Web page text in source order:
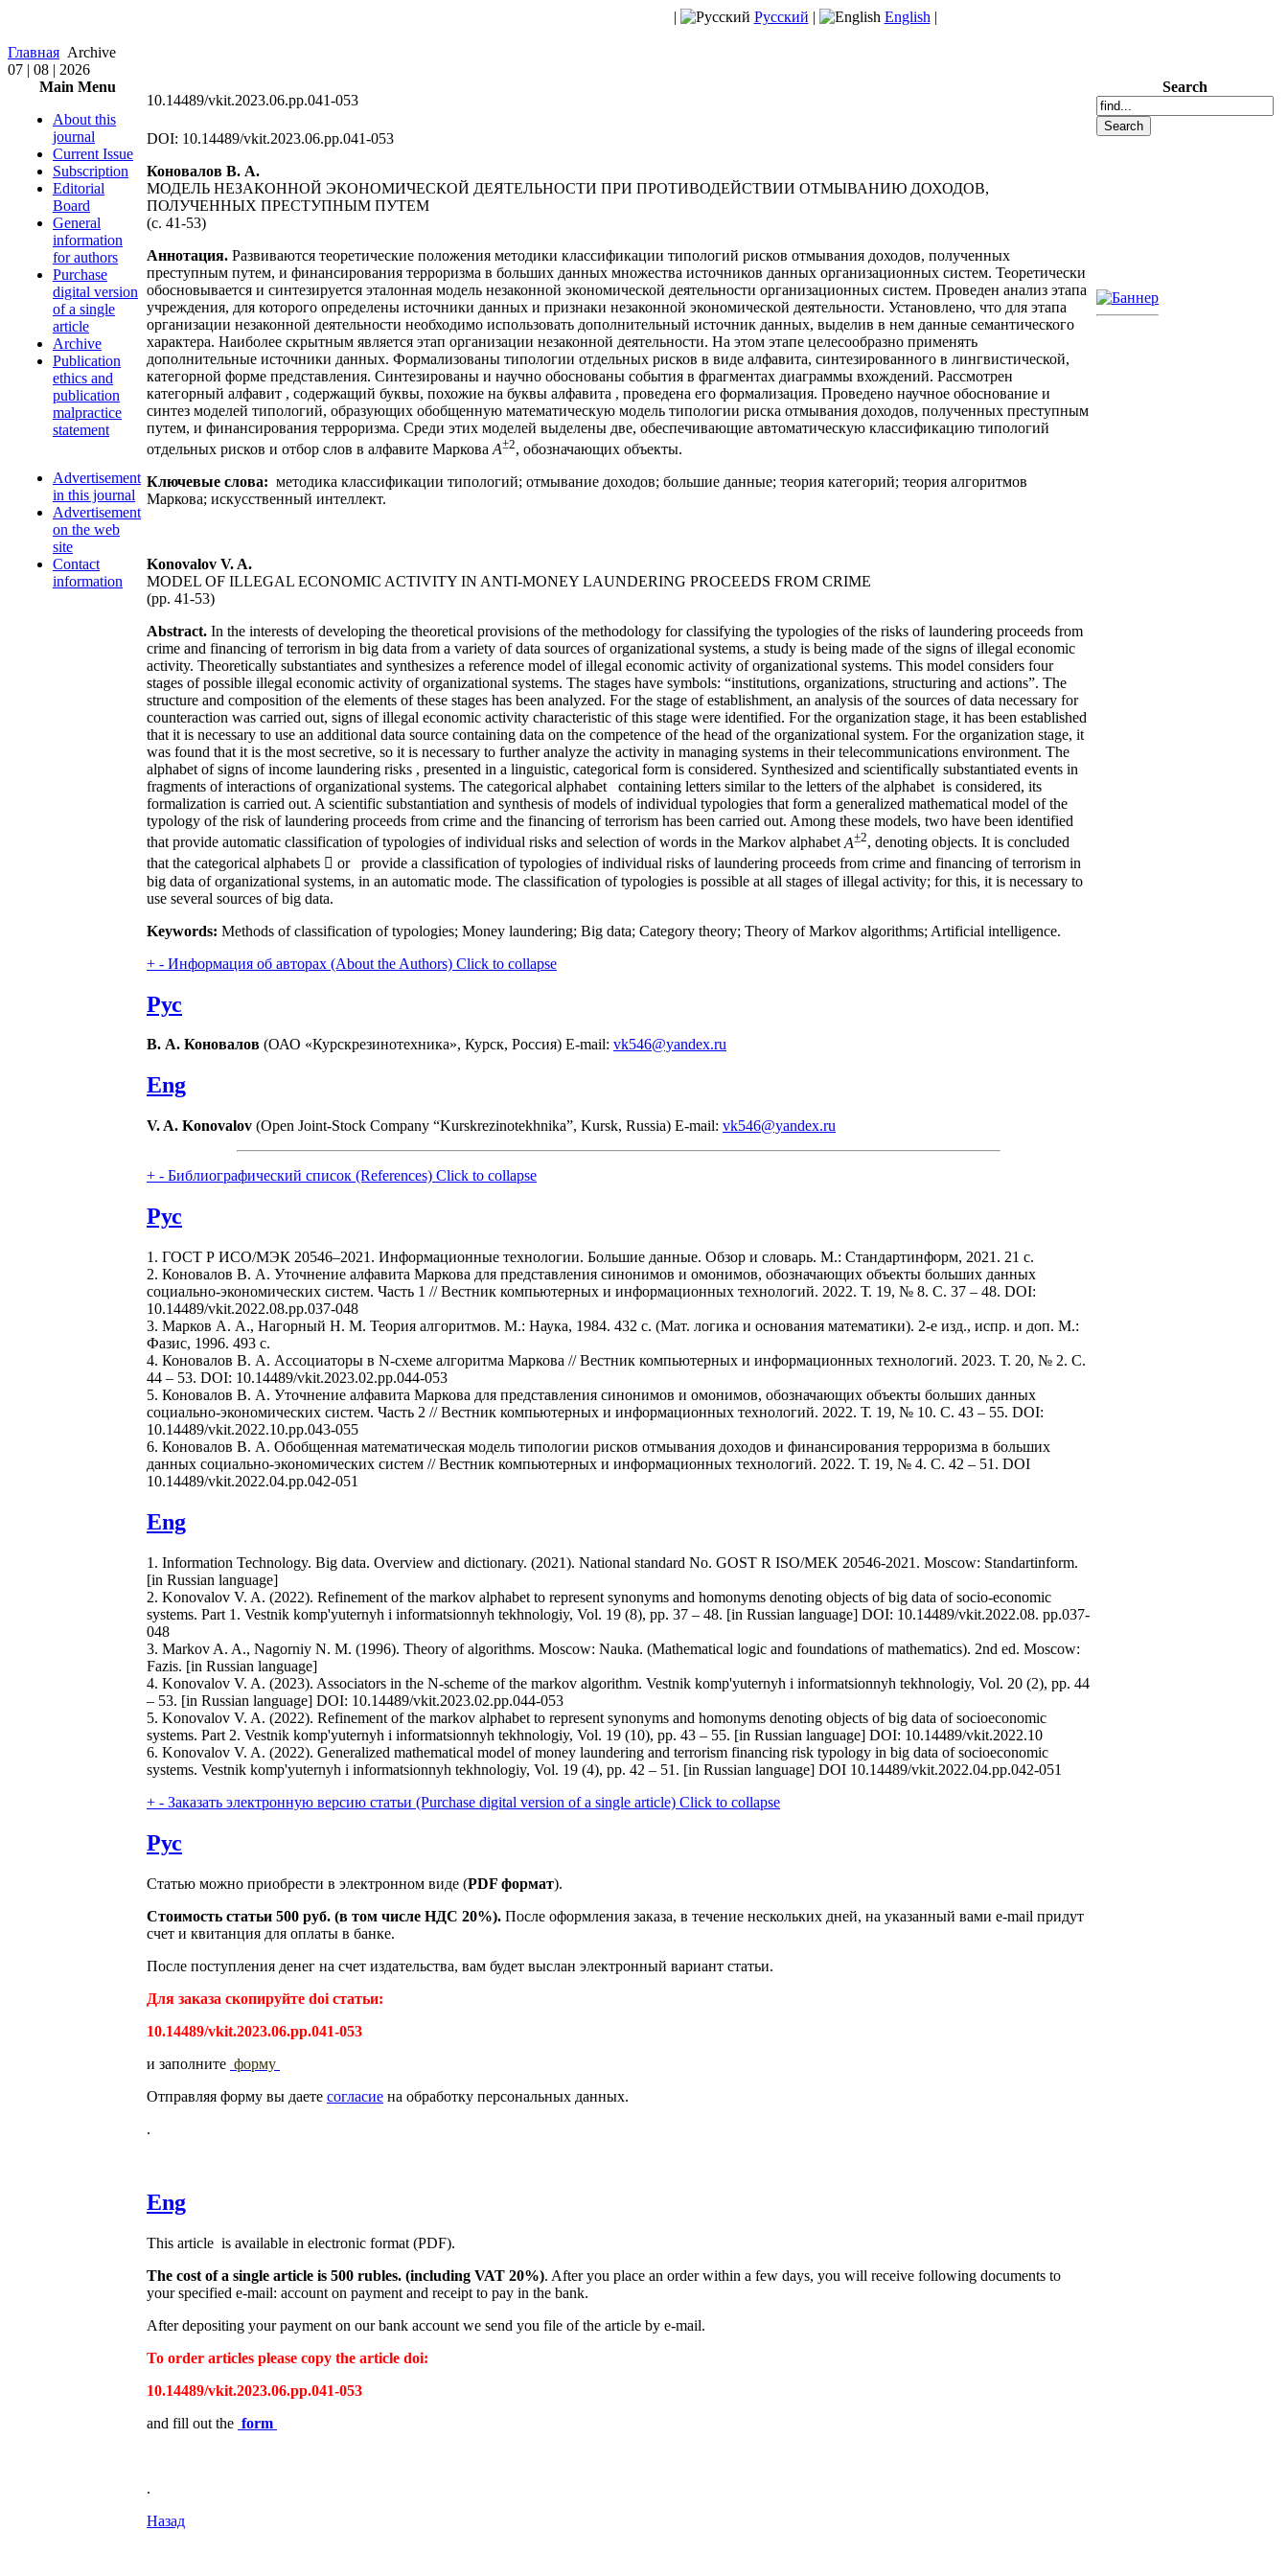
| Русский | English |
Главная Archive
07 | 08 | 2026
Main Menu
About this
journal
Current Issue
Subscription
Editorial
Board
General
information
for authors
Purchase
digital version
of a single
article
Archive
Publication
ethics and
publication
malpractice
statement
Advertisement
in this journal
Advertisement
on the web
site
Contact
information
10.14489/vkit.2023.06.pp.041-053
DOI: 10.14489/vkit.2023.06.pp.041-053
Коновалов В. А.
МОДЕЛЬ НЕЗАКОННОЙ ЭКОНОМИЧЕСКОЙ ДЕЯТЕЛЬНОСТИ ПРИ ПРОТИВОДЕЙСТВИИ ОТМЫВАНИЮ ДОХОДОВ,
ПОЛУЧЕННЫХ ПРЕСТУПНЫМ ПУТЕМ
(с. 41-53)
Аннотация. Развиваются теоретические положения методики классификации типологий рисков отмывания доходов, полученных
преступным путем, и финансирования терроризма в больших данных множества источников данных организационных систем. Теоретически
обосновывается и синтезируется эталонная модель незаконной экономической деятельности организационных систем. Проведен анализ этапа
учреждения, для которого определены источники данных и признаки незаконной экономической деятельности. Установлено, что для этапа
организации незаконной деятельности необходимо использовать дополнительный источник данных, выделив в нем данные семантического
характера. Наиболее скрытным является этап организации незаконной деятельности. На этом этапе целесообразно применять
дополнительные источники данных. Формализованы типологии отдельных рисков в виде алфавита, синтезированного в лингвистической,
категорной форме представления. Синтезированы и научно обоснованы события в фрагментах диаграммы вхождений. Рассмотрен
категорный алфавит , содержащий буквы, похожие на буквы алфавита , проведена его формализация. Проведено научное обоснование и
синтез моделей типологий, образующих обобщенную математическую модель типологии риска отмывания доходов, полученных преступным
путем, и финансирования терроризма. Среди этих моделей выделены две, обеспечивающие автоматическую классификацию типологий
отдельных рисков и отбор слов в алфавите Маркова A±2, обозначающих объекты.
Ключевые слова: методика классификации типологий; отмывание доходов; большие данные; теория категорий; теория алгоритмов
Маркова; искусственный интеллект.
Konovalov V. A.
MODEL OF ILLEGAL ECONOMIC ACTIVITY IN ANTI-MONEY LAUNDERING PROCEEDS FROM CRIME
(рр. 41-53)
Abstract. In the interests of developing the theoretical provisions of the methodology for classifying the typologies of the risks of laundering proceeds from
crime and financing of terrorism in big data from a variety of data sources of organizational systems, a study is being made of the signs of illegal economic
activity. Theoretically substantiates and synthesizes a reference model of illegal economic activity of organizational systems. This model considers four
stages of possible illegal economic activity of organizational systems. The stages have symbols: “institutions, organizations, structuring and actions”. The
structure and composition of the elements of these stages has been analyzed. For the stage of establishment, an analysis of the sources of data necessary for
counteraction was carried out, signs of illegal economic activity characteristic of this stage were identified. For the organization stage, it has been established
that it is necessary to use an additional data source containing data on the competence of the head of the organizational system. For the organization stage, it
was found that it is the most secretive, so it is necessary to further analyze the activity in managing systems in their telecommunications environment. The
alphabet of signs of income laundering risks , presented in a linguistic, categorical form is considered. Synthesized and scientifically substantiated events in
fragments of interactions of organizational systems. The categorical alphabet containing letters similar to the letters of the alphabet is considered, its
formalization is carried out. A scientific substantiation and synthesis of models of individual typologies that form a generalized mathematical model of the
typology of the risk of laundering proceeds from crime and the financing of terrorism has been carried out. Among these models, two have been identified
that provide automatic classification of typologies of individual risks and selection of words in the Markov alphabetA±2, denoting objects. It is concluded
that the categorical alphabets  or provide a classification of typologies of individual risks of laundering proceeds from crime and financing of terrorism in
big data of organizational systems, in an automatic mode. The classification of typologies is possible at all stages of illegal activity; for this, it is necessary to
use several sources of big data.
Keywords: Methods of classification of typologies; Money laundering; Big data; Category theory; Theory of Markov algorithms; Artificial intelligence.
+ - Информация об авторах (About the Authors) Click to collapse
Рус
В. А. Коновалов (ОАО «Курскрезинотехника», Курск, Россия) E-mail: vk546@yandex.ru
Eng
V. A. Konovalov (Open Joint-Stock Company “Kurskrezinotekhnika”, Kursk, Russia) E-mail: vk546@yandex.ru
+ - Библиографический список (References) Click to collapse
Рус
1. ГОСТ Р ИСО/МЭК 20546–2021. Информационные технологии. Большие данные. Обзор и словарь. М.: Стандартинформ, 2021. 21 с.
2. Коновалов В. А. Уточнение алфавита Маркова для представления синонимов и омонимов, обозначающих объекты больших данных
социально-экономических систем. Часть 1 // Вестник компьютерных и информационных технологий. 2022. Т. 19, № 8. C. 37 – 48. DOI:
10.14489/vkit.2022.08.pp.037-048
3. Марков А. А., Нагорный Н. М. Теория алгоритмов. М.: Наука, 1984. 432 с. (Мат. логика и основания математики). 2-е изд., испр. и доп. М.:
Фазис, 1996. 493 с.
4. Коновалов В. А. Ассоциаторы в N-схеме алгоритма Маркова // Вестник компьютерных и информационных технологий. 2023. Т. 20, № 2. C.
44 – 53. DOI: 10.14489/vkit.2023.02.pp.044-053
5. Коновалов В. А. Уточнение алфавита Маркова для представления синонимов и омонимов, обозначающих объекты больших данных
социально-экономических систем. Часть 2 // Вестник компьютерных и информационных технологий. 2022. Т. 19, № 10. C. 43 – 55. DOI:
10.14489/vkit.2022.10.рр.043-055
6. Коновалов В. А. Обобщенная математическая модель типологии рисков отмывания доходов и финансирования терроризма в больших
данных социально-экономических систем // Вестник компьютерных и информационных технологий. 2022. Т. 19, № 4. C. 42 – 51. DOI
10.14489/vkit.2022.04.pp.042-051
Eng
1. Information Technology. Big data. Overview and dictionary. (2021). National standard No. GOST R ISO/MEK 20546-2021. Moscow: Standartinform.
[in Russian language]
2. Konovalov V. A. (2022). Refinement of the markov alphabet to represent synonyms and homonyms denoting objects of big data of socio-economic
systems. Part 1. Vestnik komp'yuternyh i informatsionnyh tekhnologiy, Vol. 19 (8), pp. 37 – 48. [in Russian language] DOI: 10.14489/vkit.2022.08. pp.037-
048
3. Markov A. A., Nagorniy N. M. (1996). Theory of algorithms. Moscow: Nauka. (Mathematical logic and foundations of mathematics). 2nd ed. Moscow:
Fazis. [in Russian language]
4. Konovalov V. A. (2023). Associators in the N-scheme of the markov algorithm. Vestnik komp'yuternyh i informatsionnyh tekhnologiy, Vol. 20 (2), pp. 44
– 53. [in Russian language] DOI: 10.14489/vkit.2023.02.pp.044-053
5. Konovalov V. A. (2022). Refinement of the markov alphabet to represent synonyms and homonyms denoting objects of big data of socioeconomic
systems. Part 2. Vestnik komp'yuternyh i informatsionnyh tekhnologiy, Vol. 19 (10), pp. 43 – 55. [in Russian language] DOI: 10.14489/vkit.2022.10
6. Konovalov V. A. (2022). Generalized mathematical model of money laundering and terrorism financing risk typology in big data of socioeconomic
systems. Vestnik komp'yuternyh i informatsionnyh tekhnologiy, Vol. 19 (4), pp. 42 – 51. [in Russian language] DOI 10.14489/vkit.2022.04.pp.042-051
+ - Заказать электронную версию статьи (Purchase digital version of a single article) Click to collapse
Рус
Статью можно приобрести в электронном виде (PDF формат).
Стоимость статьи 500 руб. (в том числе НДС 20%). После оформления заказа, в течение нескольких дней, на указанный вами e-mail придут
счет и квитанция для оплаты в банке.
После поступления денег на счет издательства, вам будет выслан электронный вариант статьи.
Для заказа скопируйте doi статьи:
10.14489/vkit.2023.06.pp.041-053
и заполните форму
Отправляя форму вы даете согласие на обработку персональных данных.
.
Eng
This article is available in electronic format (PDF).
The cost of a single article is 500 rubles. (including VAT 20%). After you place an order within a few days, you will receive following documents to
your specified e-mail: account on payment and receipt to pay in the bank.
After depositing your payment on our bank account we send you file of the article by e-mail.
To order articles please copy the article doi:
10.14489/vkit.2023.06.pp.041-053
and fill out the form
.
Назад
Search